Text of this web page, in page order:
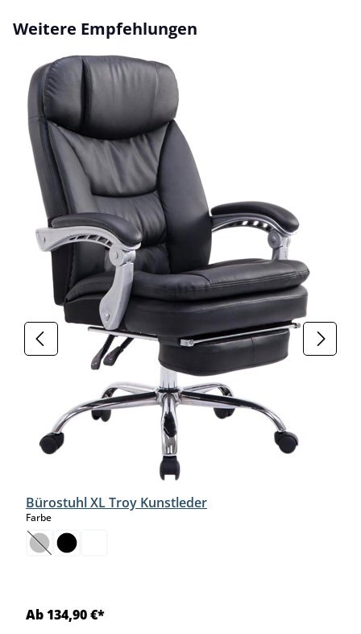
Produktgalerie überspringen
Weitere Empfehlungen
Bürostuhl XL Troy Kunstleder
Farbeauswählen
(Diese Option ist zurzeit nicht verfügbar.)
Ab 134,90 €*